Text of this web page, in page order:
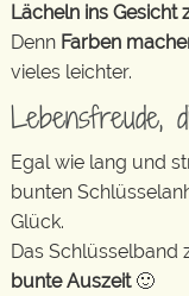
Lächeln ins Gesicht
Denn Farben
vieles leichter.
Lebensfreude,
Egal wie lang und
bunten
Glück.
Das Schlüsselband
bunte Auszeit🙂